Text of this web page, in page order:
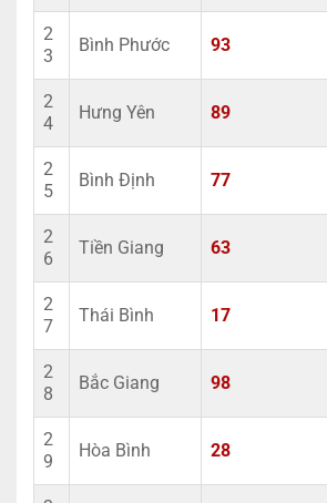
2
3
Bình Phước 93
2
4
Hưng Yên 89
2
5
Bình Định 77
2
6
Tiền Giang 63
2
7
Thái Bình 17
2
8
Bắc Giang 98
2
9
Hòa Bình 28